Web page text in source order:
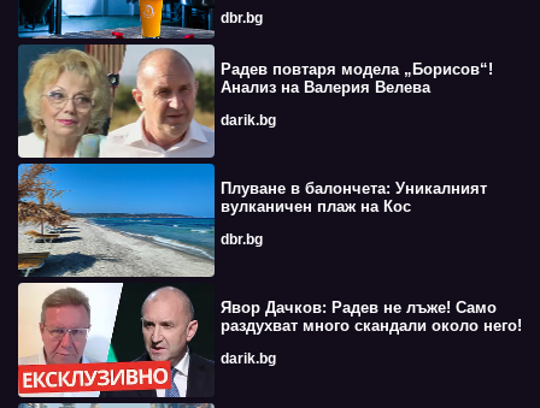
dbr.bg
Радев повтаря модела „Борисов“!
Анализ на Валерия Велева
darik.bg
Плуване в балончета: Уникалният
вулканичен плаж на Кос
dbr.bg
Явор Дачков: Радев не лъже! Само
раздухват много скандали около него!
darik.bg